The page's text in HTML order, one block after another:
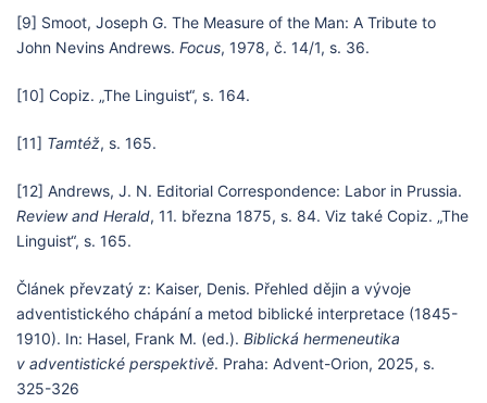
[9] Smoot, Joseph G. The Measure of the Man: A Tribute to
John Nevins Andrews. Focus, 1978, č. 14/1, s. 36.
[10] Copiz. „The Linguist“, s. 164.
[11] Tamtéž, s. 165.
[12] Andrews, J. N. Editorial Correspondence: Labor in Prussia.
Review and Herald, 11. března 1875, s. 84. Viz také Copiz. „The
Linguist“, s. 165.
Článek převzatý z: Kaiser, Denis. Přehled dějin a vývoje
adventistického chápání a metod biblické interpretace (1845-
1910). In: Hasel, Frank M. (ed.). Biblická hermeneutika
v adventistické perspektivě. Praha: Advent-Orion, 2025, s.
325-326